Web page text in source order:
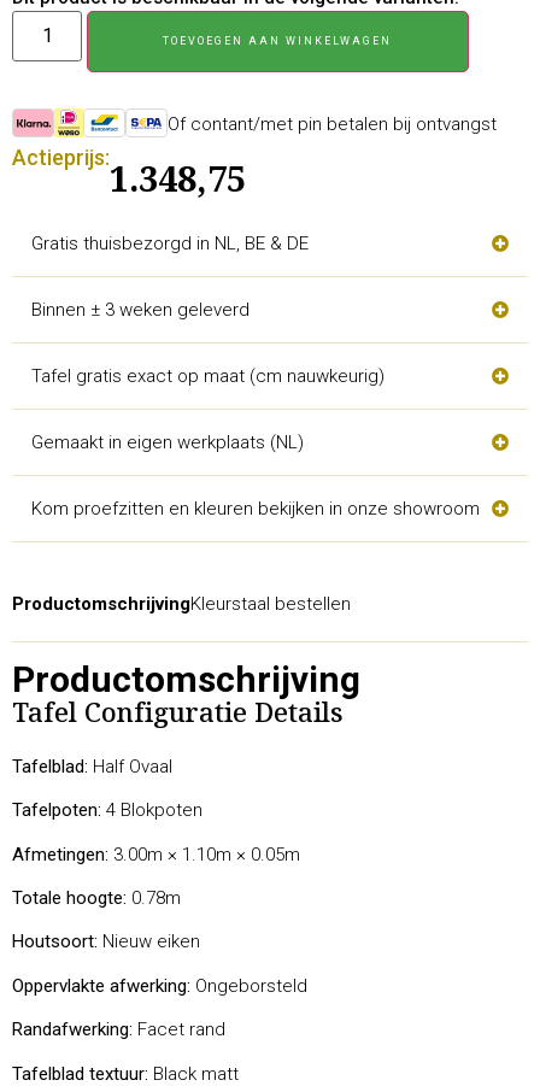
TOEVOEGEN AAN WINKELWAGEN
Of contant/met pin betalen bij ontvangst
Actieprijs:
1.348,75
Gratis thuisbezorgd in NL, BE & DE
Binnen ± 3 weken geleverd
Tafel gratis exact op maat (cm nauwkeurig)
Gemaakt in eigen werkplaats (NL)
Kom proefzitten en kleuren bekijken in onze showroom
ProductomschrijvingKleurstaal bestellen
Productomschrijving
Tafel Configuratie Details
Tafelblad: Half Ovaal
Tafelpoten: 4 Blokpoten
Afmetingen: 3.00m × 1.10m × 0.05m
Totale hoogte: 0.78m
Houtsoort: Nieuw eiken
Oppervlakte afwerking: Ongeborsteld
Randafwerking: Facet rand
Tafelblad textuur: Black matt